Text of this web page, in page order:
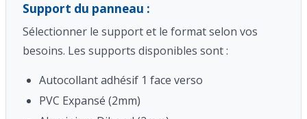
Support du panneau :
Sélectionner le support et le format selon vos
besoins. Les supports disponibles sont :
Autocollant adhésif 1 face verso
PVC Expansé (2mm)